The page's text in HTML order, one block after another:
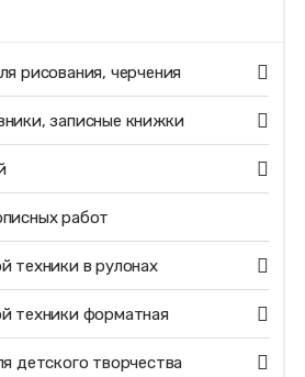
рисования, черчения
записные книжки
работ
техники в рулонах
техники форматная
детского творчества